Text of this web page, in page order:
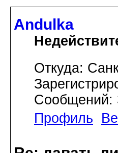
Andulka
Откуда:
Сообщений:
Профиль